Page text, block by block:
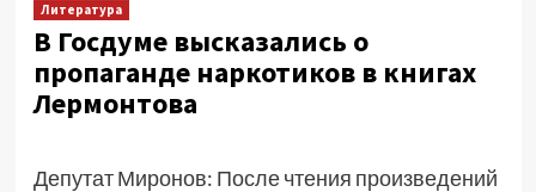
Литература
В Госдуме высказались о
пропаганде наркотиков в книгах
Лермонтова
Депутат Миронов: После чтения произведений